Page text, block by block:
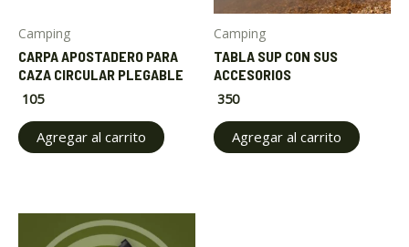
Camping
CARPA APOSTADERO PARA
CAZA CIRCULAR PLEGABLE
105
Agregar al carrito
Camping
TABLA SUP CON SUS
ACCESORIOS
350
Agregar al carrito